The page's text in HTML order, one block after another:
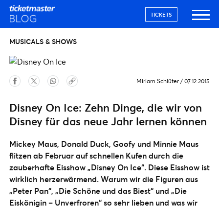
TICKETS
MUSICALS & SHOWS
Miriam Schlüter / 07.12.2015
Disney On Ice: Zehn Dinge, die wir von
Disney für das neue Jahr lernen können
Mickey Maus, Donald Duck, Goofy und Minnie Maus
flitzen ab Februar auf schnellen Kufen durch die
zauberhafte Eisshow „Disney On Ice“. Diese Eisshow ist
wirklich herzerwärmend. Warum wir die Figuren aus
„Peter Pan“, „Die Schöne und das Biest“ und „Die
Eiskönigin – Unverfroren“ so sehr lieben und was wir